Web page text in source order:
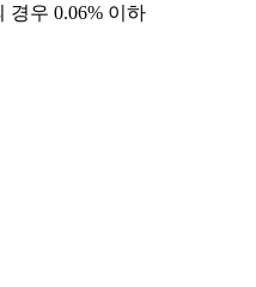
경우 0.06% 이하